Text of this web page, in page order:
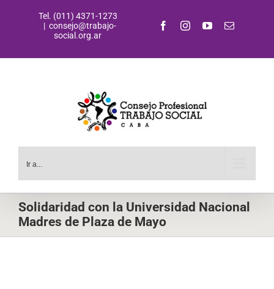
Tel. (011) 4371-1273
| consejo@trabajo-
social.org.ar
FacebookInstagramYouTubeCorreo
Ir a...
Solidaridad con la Universidad Nacional
Madres de Plaza de Mayo